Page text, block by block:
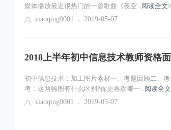
媒体播放最近很热门的一首歌曲《夜空...阅读全文>
xiaoqing0001
2019-05-07
2018上半年初中信息技术教师资格
初中信息技术：加工图片素材一、考题回顾二、
考：这两幅图有什么区别?你更喜欢哪一...阅读全
xiaoqing0001
2019-05-07